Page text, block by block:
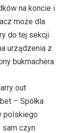
na koncie i
może dla
do tej sekcji.
urządzenia z
bukmachera.
out
– Spółka
polskiego
sam czyn